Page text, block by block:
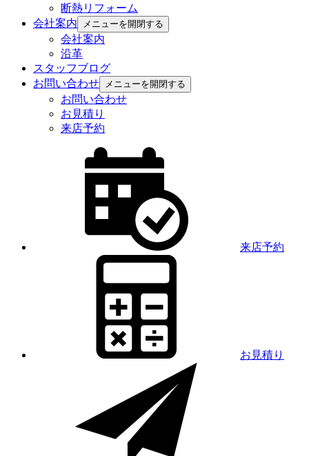
断熱リフォーム
会社案内
メニューを開閉する
会社案内
沿革
スタッフブログ
お問い合わせ
メニューを開閉する
お問い合わせ
お見積り
来店予約
来店予約
お見積り